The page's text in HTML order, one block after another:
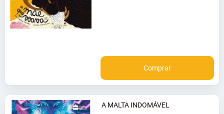
Comprar
A MALTA INDOMÁVEL